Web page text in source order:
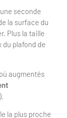
seconde
la surface du
Plus la taille
plafond de
augmentés
la plus proche